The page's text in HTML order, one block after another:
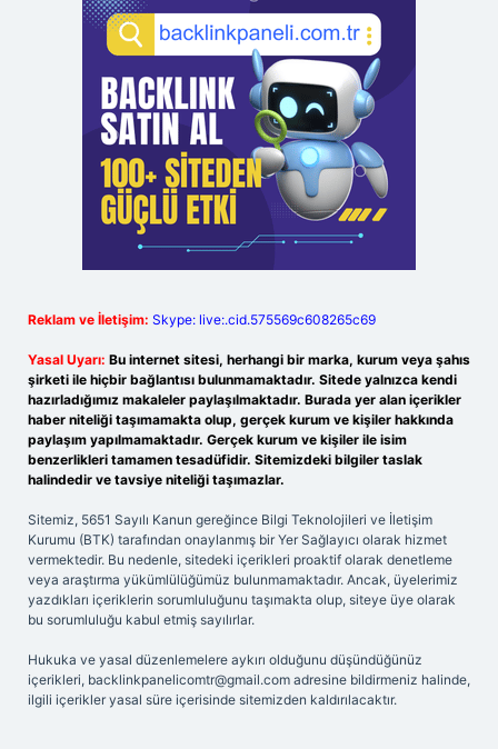
Reklam ve İletişim: Skype: live:.cid.575569c608265c69
Yasal Uyarı: Bu internet sitesi, herhangi bir marka, kurum veya şahıs
şirketi ile hiçbir bağlantısı bulunmamaktadır. Sitede yalnızca kendi
hazırladığımız makaleler paylaşılmaktadır. Burada yer alan içerikler
haber niteliği taşımamakta olup, gerçek kurum ve kişiler hakkında
paylaşım yapılmamaktadır. Gerçek kurum ve kişiler ile isim
benzerlikleri tamamen tesadüfidir. Sitemizdeki bilgiler taslak
halindedir ve tavsiye niteliği taşımazlar.
Sitemiz, 5651 Sayılı Kanun gereğince Bilgi Teknolojileri ve İletişim
Kurumu (BTK) tarafından onaylanmış bir Yer Sağlayıcı olarak hizmet
vermektedir. Bu nedenle, sitedeki içerikleri proaktif olarak denetleme
veya araştırma yükümlülüğümüz bulunmamaktadır. Ancak, üyelerimiz
yazdıkları içeriklerin sorumluluğunu taşımakta olup, siteye üye olarak
bu sorumluluğu kabul etmiş sayılırlar.
Hukuka ve yasal düzenlemelere aykırı olduğunu düşündüğünüz
içerikleri, backlinkpanelicomtr@gmail.com adresine bildirmeniz halinde,
ilgili içerikler yasal süre içerisinde sitemizden kaldırılacaktır.